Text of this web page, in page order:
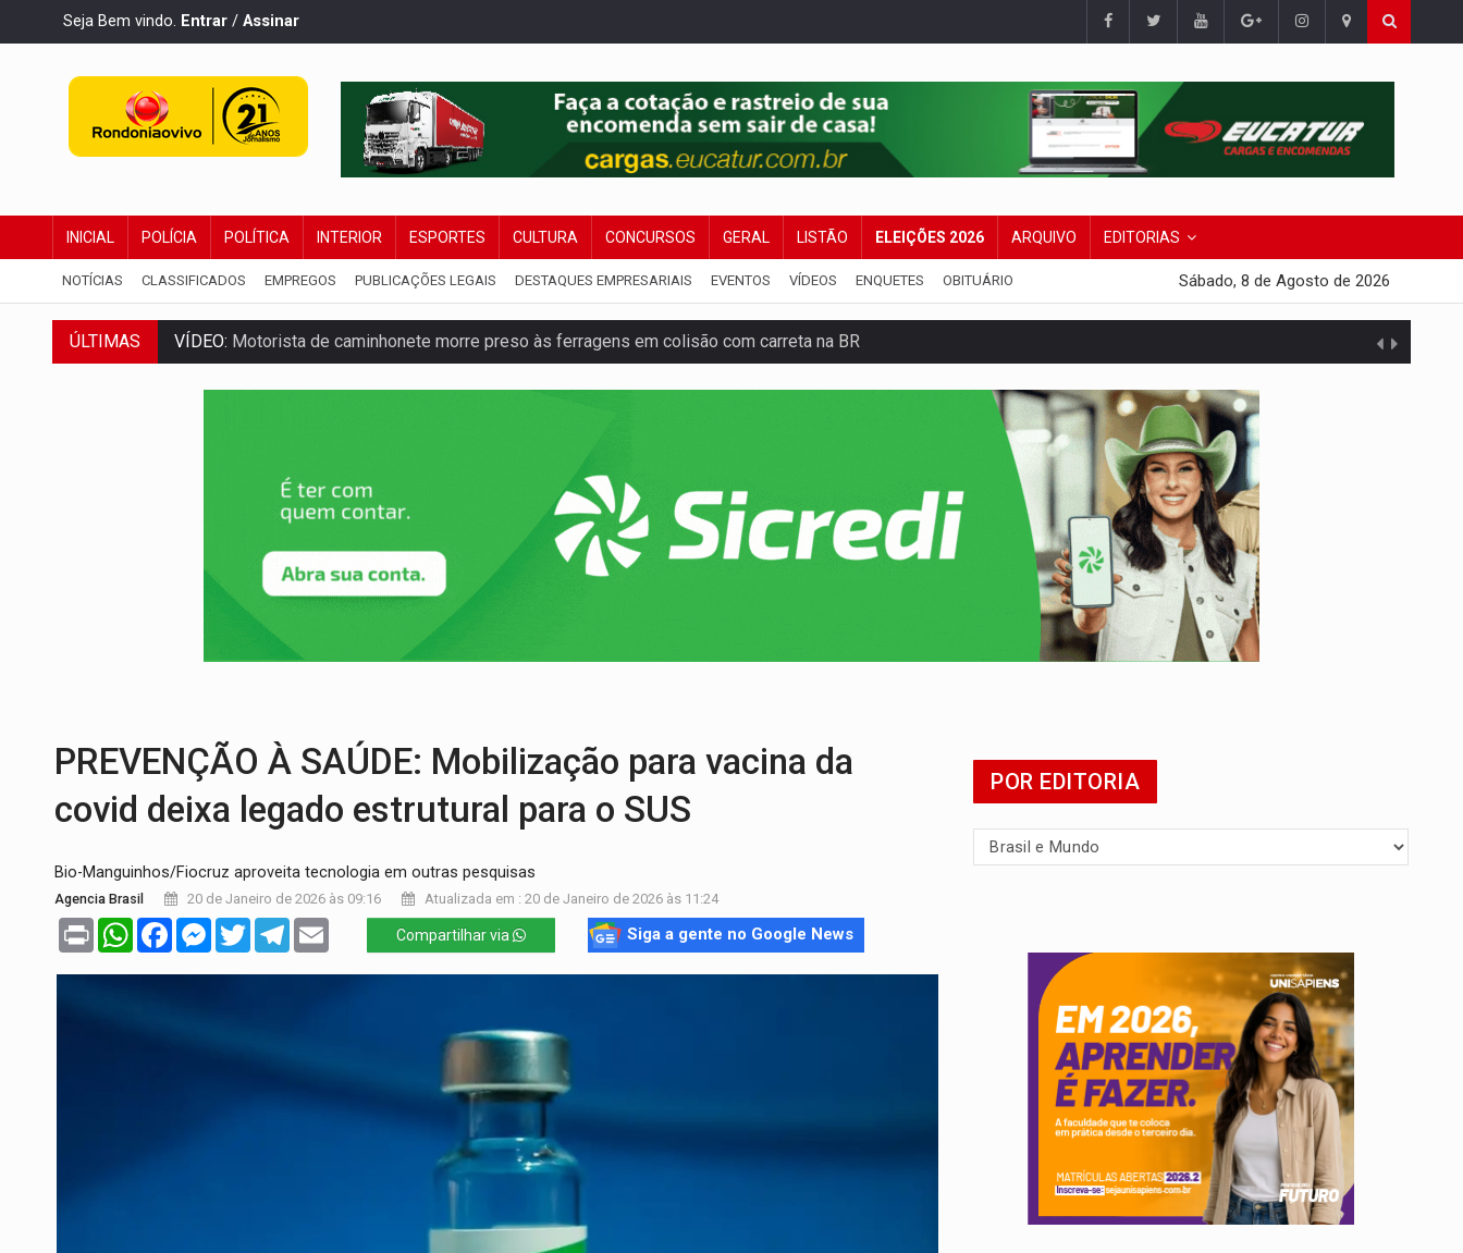
Seja Bem vindo. Entrar / Assinar
INICIAL POLÍCIA POLÍTICA INTERIOR ESPORTES CULTURA CONCURSOS GERAL LISTÃO ELEIÇÕES 2026 ARQUIVO EDITORIAS
NOTÍCIAS CLASSIFICADOS EMPREGOS PUBLICAÇÕES LEGAIS DESTAQUES EMPRESARIAIS EVENTOS VÍDEOS ENQUETES OBITUÁRIO Sábado, 8 de Agosto de 2026
ÚLTIMAS VÍDEO: Motorista de caminhonete morre preso às ferragens em colisão com carreta na BR
LAZER:Seis lugares gratuitos para aproveitar o fim de semana em Porto Velho
Prefeitura fortalece parceria com a APAE para ampliar ações voltadas a PCD's
Exército testa inovações no combate a drones durante exercício antiaéreo
TEMAS SOCIOAMBIENTAIS:Em Itapuã do Oeste, CINEMAZÔNIA leva cinema amazônico a estudantes na escola
PREVISÃO: Interior de Rondônia terá sábado (8) de calor intenso e tempo firme
INFRAESTRUTURA: Após quase 30 anos de espera, asfalto chega ao bairro Nova Esperança
PREVENÇÃO À SAÚDE: Mobilização para vacina da
covid deixa legado estrutural para o SUS
Bio-Manguinhos/Fiocruz aproveita tecnologia em outras pesquisas
Agencia Brasil 20 de Janeiro de 2026 às 09:16 Atualizada em : 20 de Janeiro de 2026 às 11:24
Print WhatsAppFacebookMessenger
TwitterTelegram Compartilhar via Siga a gente no Google News
POR EDITORIA